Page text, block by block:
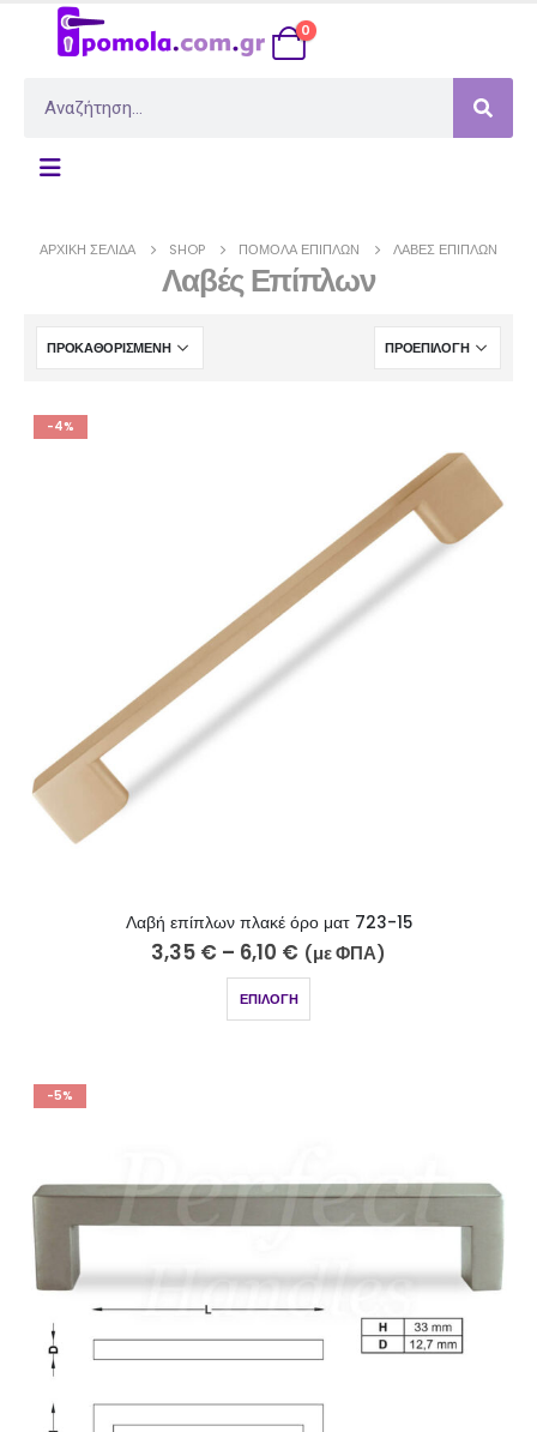
0
ΑΡΧΙΚΉ ΣΕΛΊΔΑ SHOP ΠΌΜΟΛΑ ΕΠΊΠΛΩΝ ΛΑΒΈΣ ΕΠΊΠΛΩΝ
Λαβές Επίπλων
-4%
Λαβή επίπλων πλακέ όρο ματ 723-15
3,35 € – 6,10 € (με ΦΠΑ)
ΕΠΙΛΟΓΉ
-5%